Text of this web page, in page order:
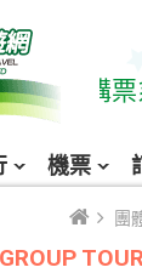
上購票
機票
團
GROUP